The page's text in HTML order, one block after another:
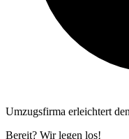
Umzugsfirma erleichtert
Bereit? Wir legen los!